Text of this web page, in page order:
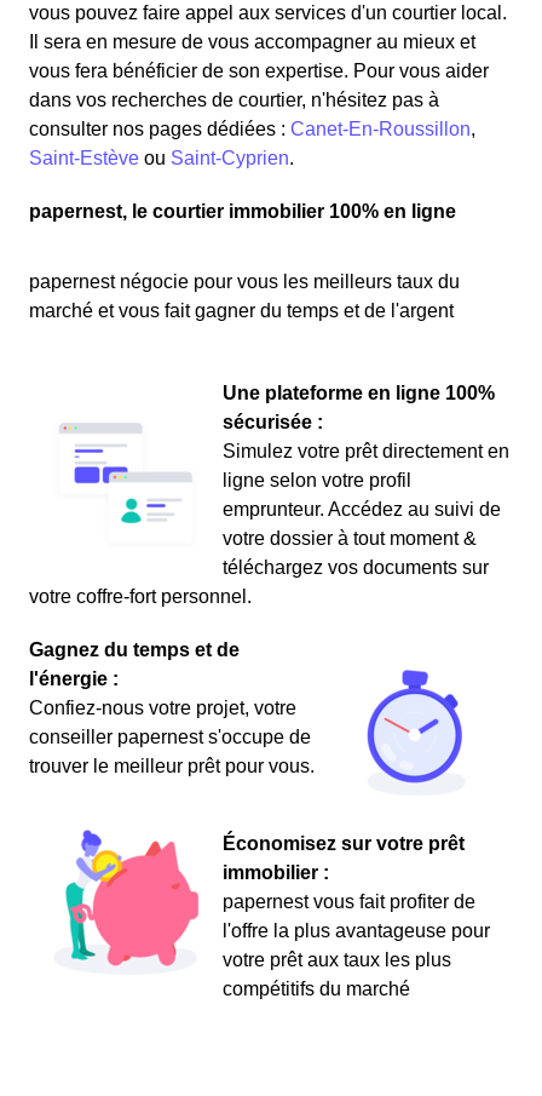
vous pouvez faire appel aux services d'un courtier local.
Il sera en mesure de vous accompagner au mieux et
vous fera bénéficier de son expertise. Pour vous aider
dans vos recherches de courtier, n'hésitez pas à
consulter nos pages dédiées : Canet-En-Roussillon,
Saint-Estève ou Saint-Cyprien.
papernest, le courtier immobilier 100% en ligne
papernest négocie pour vous les meilleurs taux du
marché et vous fait gagner du temps et de l'argent
Une plateforme en ligne 100%
sécurisée :
Simulez votre prêt directement en
ligne selon votre profil
emprunteur. Accédez au suivi de
votre dossier à tout moment &
téléchargez vos documents sur
votre coffre-fort personnel.
Gagnez du temps et de
l'énergie :
Confiez-nous votre projet, votre
conseiller papernest s'occupe de
trouver le meilleur prêt pour vous.
Économisez sur votre prêt
immobilier :
papernest vous fait profiter de
l'offre la plus avantageuse pour
votre prêt aux taux les plus
compétitifs du marché